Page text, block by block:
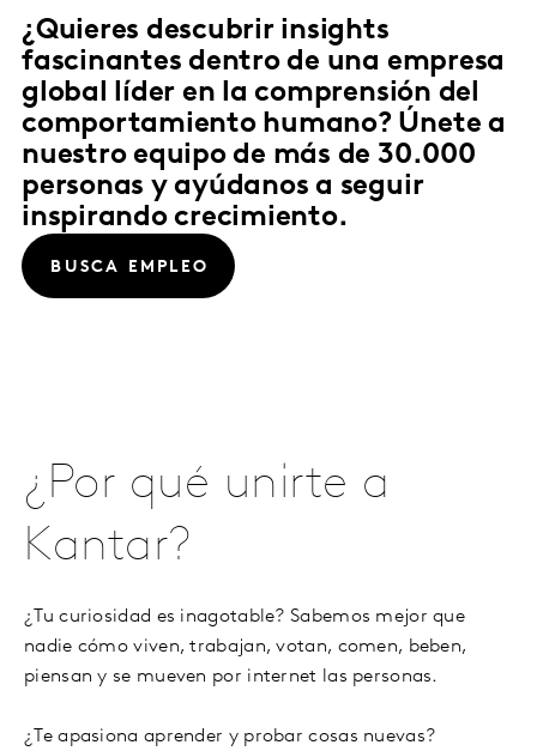
¿Quieres descubrir insights
fascinantes dentro de una empresa
global líder en la comprensión del
comportamiento humano? Únete a
nuestro equipo de más de 30.000
personas y ayúdanos a seguir
inspirando crecimiento.
BUSCA EMPLEO
¿Por qué unirte a
Kantar?
¿Tu curiosidad es inagotable? Sabemos mejor que
nadie cómo viven, trabajan, votan, comen, beben,
piensan y se mueven por internet las personas.
¿Te apasiona aprender y probar cosas nuevas?